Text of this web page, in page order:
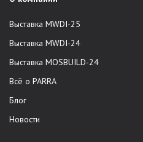
Выставка MWDI-25
Выставка MWDI-24
Выставка MOSBUILD-24
Всё о PARRA
Блог
Новости